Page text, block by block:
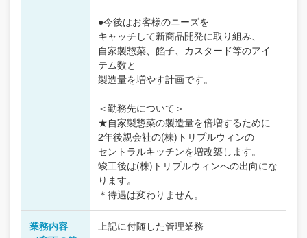
●今後はお客様のニーズを
キャッチして新商品開発に取り組み、
自家製惣菜、餡子、カスタード等のアイ
テム数と
製造量を増やす計画です。
＜勤務先について＞
★自家製惣菜の製造量を倍増するために
2年後親会社の(株)トリプルウィンの
セントラルキッチンを増改築します。
竣工後は(株)トリプルウィンへの出向にな
ります。
＊待遇は変わりません。
業務内容
上記に付随した管理業務